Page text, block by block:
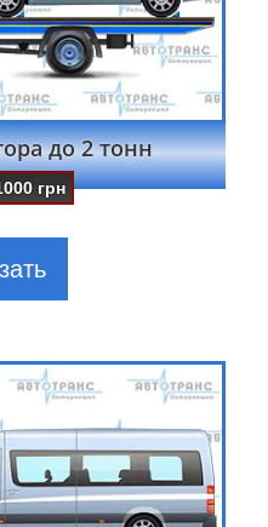
до 2 тонн
грн